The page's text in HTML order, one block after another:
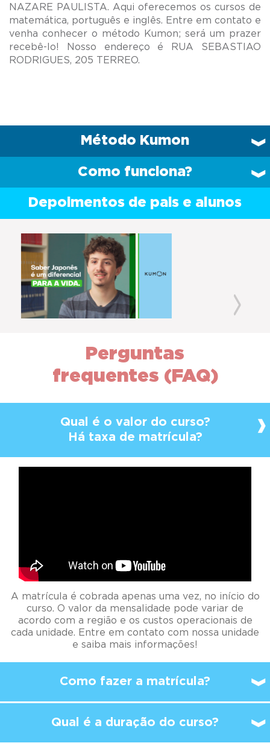
NAZARE PAULISTA. Aqui oferecemos os cursos de
matemática, português e inglês. Entre em contato e
venha conhecer o método Kumon; será um prazer
recebê-lo! Nosso endereço é RUA SEBASTIAO
Método Kumon
Como funciona?
Depoimentos de pais e alunos
Previous
Perguntas
frequentes (FAQ)
Qual é o valor do curso?
Há taxa de matrícula?
cada unidade. Entre em contato com nossa unidade
e saiba mais informações!
Como fazer a matrícula?
Qual é a duração do curso?
possívelcomeçar a
estudar no Kumon?